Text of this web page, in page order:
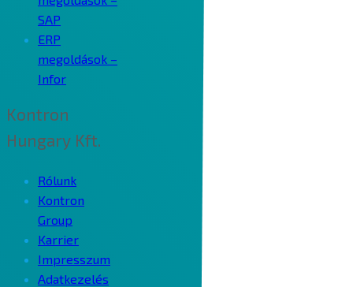
SAP
ERP
megoldások –
Infor
Kontron
Hungary Kft.
Rólunk
Kontron
Group
Karrier
Impresszum
Adatkezelés